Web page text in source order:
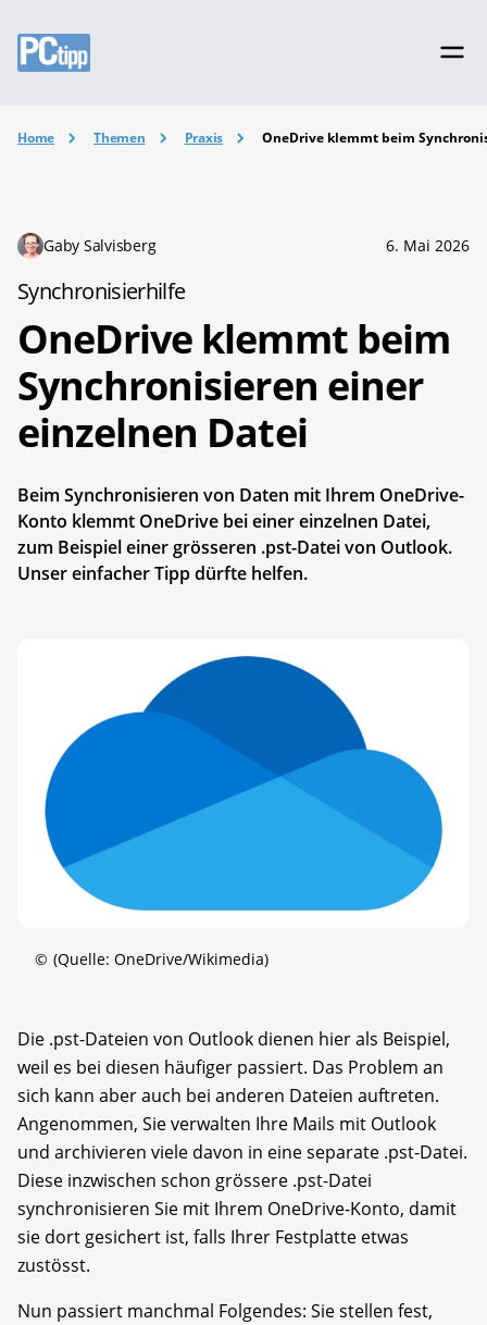
Home Themen Praxis OneDrive klemmt beim
Gaby Salvisberg 6. Mai 2026
Synchronisierhilfe
OneDrive klemmt beim
Synchronisieren einer
einzelnen Datei
Beim Synchronisieren von Daten mit Ihrem OneDrive-
Konto klemmt OneDrive bei einer einzelnen Datei,
zum Beispiel einer grösseren .pst-Datei von Outlook.
Unser einfacher Tipp dürfte helfen.
© (Quelle: OneDrive/Wikimedia)
Die .pst-Dateien von Outlook dienen hier als Beispiel,
weil es bei diesen häufiger passiert. Das Problem an
sich kann aber auch bei anderen Dateien auftreten.
Angenommen, Sie verwalten Ihre Mails mit Outlook
und archivieren viele davon in eine separate .pst-Datei.
Diese inzwischen schon grössere .pst-Datei
synchronisieren Sie mit Ihrem OneDrive-Konto, damit
sie dort gesichert ist, falls Ihrer Festplatte etwas
zustösst.
Nun passiert manchmal Folgendes: Sie stellen fest,